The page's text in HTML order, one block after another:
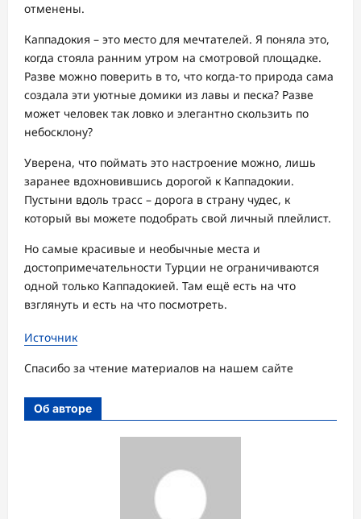
отменены.
Каппадокия – это место для мечтателей. Я поняла это,
когда стояла ранним утром на смотровой площадке.
Разве можно поверить в то, что когда-то природа сама
создала эти уютные домики из лавы и песка? Разве
может человек так ловко и элегантно скользить по
небосклону?
Уверена, что поймать это настроение можно, лишь
заранее вдохновившись дорогой к Каппадокии.
Пустыни вдоль трасс – дорога в страну чудес, к
который вы можете подобрать свой личный плейлист.
Но самые красивые и необычные места и
достопримечательности Турции не ограничиваются
одной только Каппадокией. Там ещё есть на что
взглянуть и есть на что посмотреть.
Источник
Спасибо за чтение материалов на нашем сайте
Об авторе